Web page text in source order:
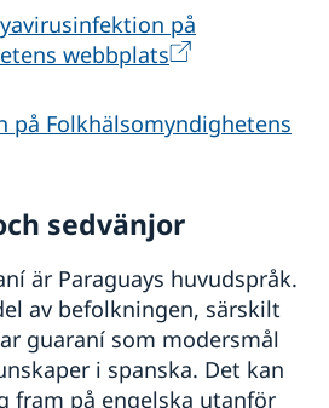
på
webbplats
på Folkhälsomyndighetens
sedvänjor
är Paraguays huvudspråk.
av befolkningen, särskilt
guaraní som modersmål
i spanska. Det kan
fram på engelska utanför